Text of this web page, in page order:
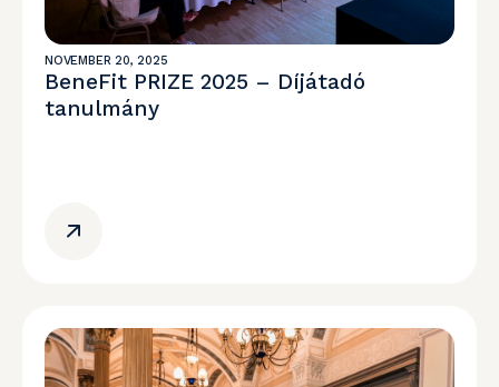
NOVEMBER 20, 2025
BeneFit PRIZE 2025 – Díjátadó
tanulmány